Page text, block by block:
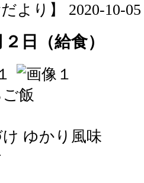
だより】 2020-10-
２日（給食）
飯
ゆかり風味